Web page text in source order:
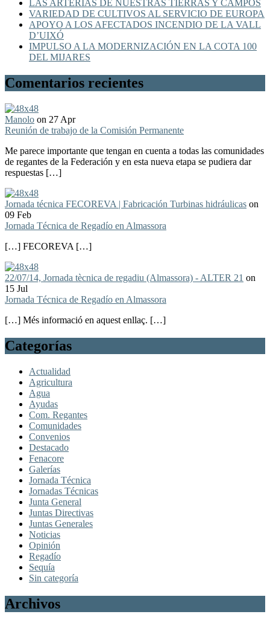
LAS ARTERIAS DE NUESTRAS TIERRAS Y CAMPOS
VARIEDAD DE CULTIVOS AL SERVICIO DE EUROPA
APOYO A LOS AFECTADOS INCENDIO DE LA VALL
D’UIXÓ
IMPULSO A LA MODERNIZACIÓN EN LA COTA 100
DEL MIJARES
Comentarios recientes
Manolo on 27 Apr
Reunión de trabajo de la Comisión Permanente
Me parece importante que tengan en cuenta a todas las comunidades
de regantes de la Federación y en esta nueva etapa se pudiera dar
respuestas […]
Jornada técnica FECOREVA | Fabricación Turbinas hidráulicas on
09 Feb
Jornada Técnica de Regadío en Almassora
[…] FECOREVA […]
22/07/14, Jornada tècnica de regadiu (Almassora) - ALTER 21 on
15 Jul
Jornada Técnica de Regadío en Almassora
[…] Més informació en aquest enllaç. […]
Categorías
Actualidad
Agricultura
Agua
Ayudas
Com. Regantes
Comunidades
Convenios
Destacado
Fenacore
Galerías
Jornada Técnica
Jornadas Técnicas
Junta General
Juntas Directivas
Juntas Generales
Noticias
Opinión
Regadío
Sequía
Sin categoría
Archivos